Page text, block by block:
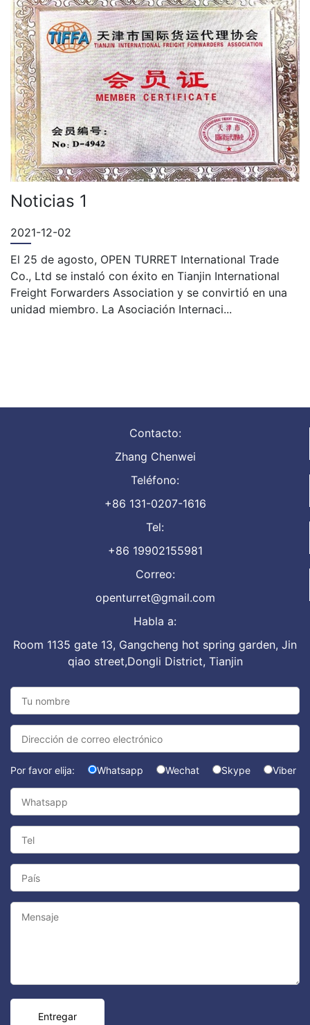
Noticias 1
2021-12-02
El 25 de agosto, OPEN TURRET International Trade
Co., Ltd se instaló con éxito en Tianjin International
Freight Forwarders Association y se convirtió en una
unidad miembro. La Asociación Internaci...
Contacto:
Zhang Chenwei
Teléfono:
+86 131-0207-1616
Tel:
+86 19902155981
Correo:
openturret@gmail.com
Habla a:
Room 1135 gate 13, Gangcheng hot spring garden, Jin
qiao street,Dongli District, Tianjin
Por favor elija: Whatsapp Wechat Skype Viber